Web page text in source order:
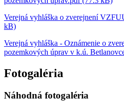
Verejná vyhláška o zverejnení
kB)
Verejná vyhláška - Oznámenie o
pozemkových úprav v k.ú.
Fotogaléria
Náhodná fotogaléria